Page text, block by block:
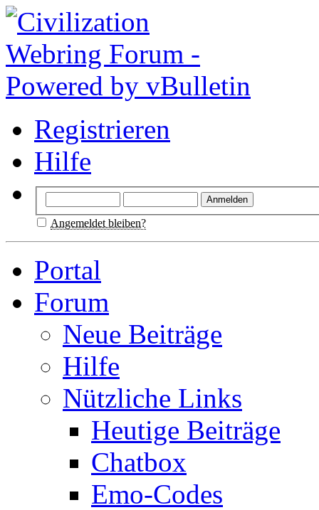
Registrieren
Hilfe
Angemeldet bleiben?
Portal
Forum
Neue Beiträge
Hilfe
Nützliche Links
Heutige Beiträge
Chatbox
Emo-Codes